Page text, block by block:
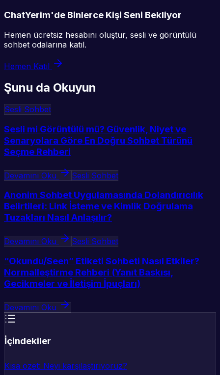
ChatYerim'de Binlerce Kişi Seni Bekliyor
Hemen ücretsiz hesabını oluştur, sesli ve görüntülü
sohbet odalarına katıl.
Hemen Katıl
Şunu da Okuyun
Sesli Sohbet
Sesli mi Görüntülü mü? Güvenlik, Niyet ve
Senaryolara Göre En Doğru Sohbet Türünü
Seçme Rehberi
Devamını Oku Sesli Sohbet
Anonim Sohbet Uygulamasında Dolandırıcılık
Belirtileri: Link İsteme ve Kimlik Doğrulama
Tuzakları Nasıl Anlaşılır?
Devamını Oku Sesli Sohbet
“Okundu/Seen” Etiketi Sohbeti Nasıl Etkiler?
Normalleştirme Rehberi (Yanıt Baskısı,
Gecikmeler ve İletişim İpuçları)
Devamını Oku
İçindekiler
Kısa özet: Neyi karşılaştırıyoruz?